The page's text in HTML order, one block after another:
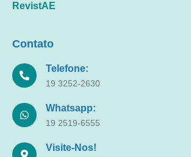
RevistAE
Contato
Telefone:
19 3252-2630
Whatsapp:
19 2519-6555
Visite-Nos!